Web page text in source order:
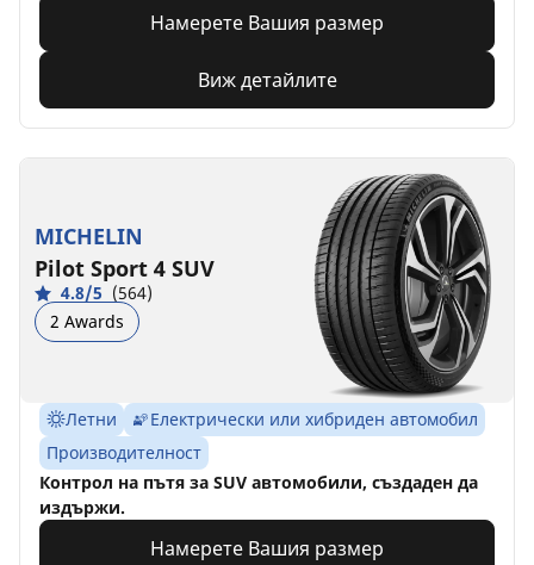
Намерете Вашия размер
Виж детайлите
MICHELIN
Pilot Sport 4 SUV
4.8/5 (564)
2 Awards
Летни
Електрически или хибриден автомобил
Производителност
Контрол на пътя за SUV автомобили, създаден да
издържи.
Намерете Вашия размер